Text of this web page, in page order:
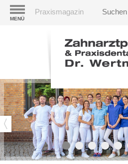
MENÜ
Praxismagazin